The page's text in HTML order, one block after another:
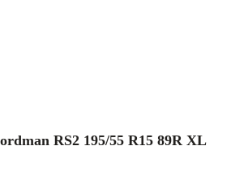
RS2 195/55 R15 89R XL